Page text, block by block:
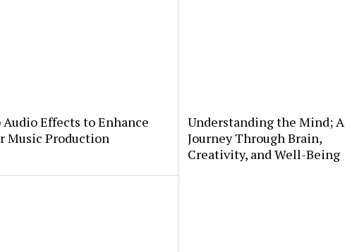
Audio Effects to Enhance
Music Production
Understanding the Mind; A
Journey Through Brain,
Creativity, and Well-Being